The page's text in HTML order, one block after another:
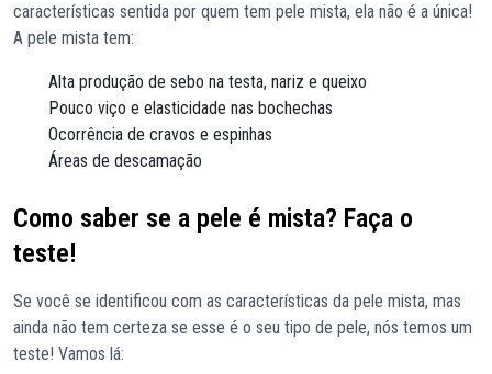
características sentida por quem tem pele mista, ela não é a única!
A pele mista tem:
Alta produção de sebo na testa, nariz e queixo
Pouco viço e elasticidade nas bochechas
Ocorrência de cravos e espinhas
Áreas de descamação
Como saber se a pele é mista? Faça o
teste!
Se você se identificou com as características da pele mista, mas
ainda não tem certeza se esse é o seu tipo de pele, nós temos um
teste! Vamos lá: